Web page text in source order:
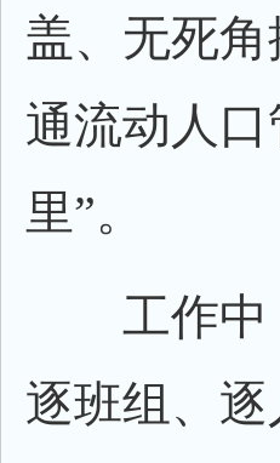
盖、无死
通流动人
里”。
工作中
逐班组、